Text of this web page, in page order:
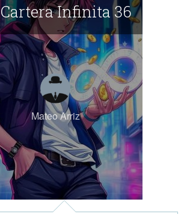
Infinita 36
Mateo Arriz